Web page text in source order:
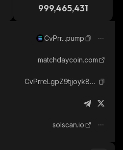
999,465,431
CvPrr...pump
matchdaycoin.com
CvPrreLgpZ9tjjoyk8qAwiAFvuEXooU7wL25hanApump_solana
solscan.io